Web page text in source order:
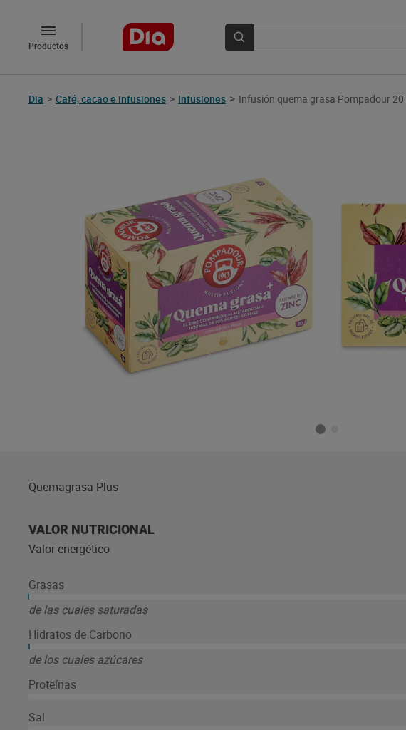
Productos
Dia > Café, cacao e infusiones > Infusiones > Infusión quema grasa Pompadour
Quemagrasa Plus
VALOR NUTRICIONAL
Valor energético
Grasas
de las cuales saturadas
Hidratos de Carbono
de los cuales azúcares
Proteínas
Sal